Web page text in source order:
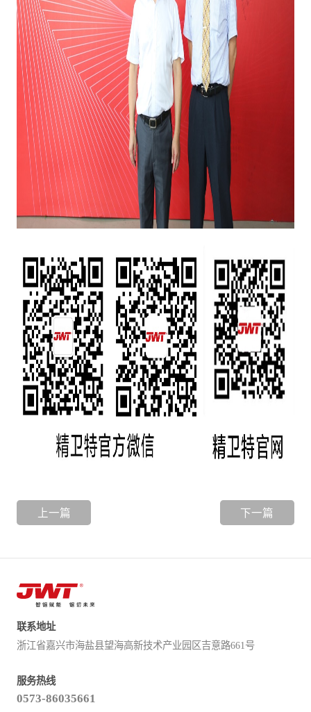
上一篇 下一篇
联系地址
浙江省嘉兴市海盐县望海高新技术产业园区吉意路661号
服务热线
0573-86035661